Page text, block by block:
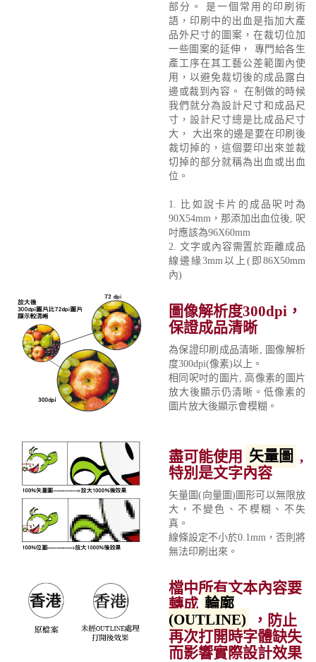
部分。 是一個常用的印刷術
語，印刷中的出血是指加大產
品外尺寸的圖案，在裁切位加
一些圖案的延伸， 專門給各生
產工序在其工藝公差範圍內使
用，以避免裁切後的成品露白
邊或裁到內容。 在制做的時候
我們就分為設計尺寸和成品尺
寸，設計尺寸總是比成品尺寸
大， 大出來的邊是要在印刷後
裁切掉的，這個要印出來並裁
切掉的部分就稱為出血或出血
位。
1. 比如說卡片的成品呎吋為
90X54mm，那添加出血位後, 呎
吋應該為96X60mm
2. 文字或內容需置於距離成品
線邊緣3mm以上(即86X50mm
內)
圖像解析度300dpi，
保證成品清晰
為保證印刷成品清晰, 圖像解析
度300dpi(像素)以上。
相同呎吋的圖片, 高像素的圖片
放大後顯示仍清晰。低像素的
圖片放大後顯示會模糊。
盡可能使用 矢量圖 ,
特別是文字內容
矢量圖(向量圖)圖形可以無限放
大，不變色、不模糊、不失
真。
線條設定不小於0.1mm，否則將
無法印刷出來。
檔中所有文本內容要
轉成 輪廓
(OUTLINE)
，防止
再次打開時字體缺失
而影響實際設計效果